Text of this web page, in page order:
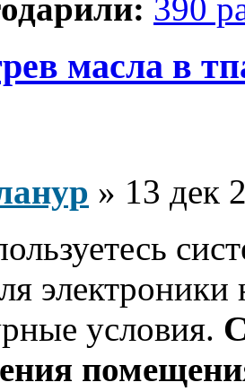
390
масла в
» 13 дек
условия.